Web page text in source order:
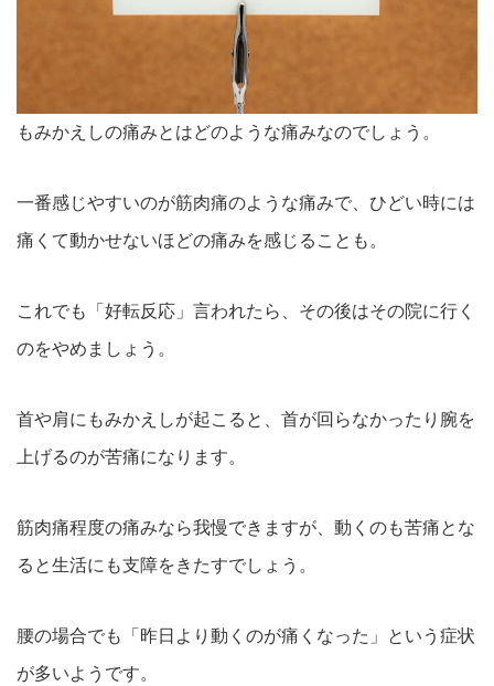
もみかえしの痛みとはどのような痛みなのでしょう。
一番感じやすいのが筋肉痛のような痛みで、ひどい時には
痛くて動かせないほどの痛みを感じることも。
これでも「好転反応」言われたら、その後はその院に行く
のをやめましょう。
首や肩にもみかえしが起こると、首が回らなかったり腕を
上げるのが苦痛になります。
筋肉痛程度の痛みなら我慢できますが、動くのも苦痛とな
ると生活にも支障をきたすでしょう。
腰の場合でも「昨日より動くのが痛くなった」という症状
が多いようです。